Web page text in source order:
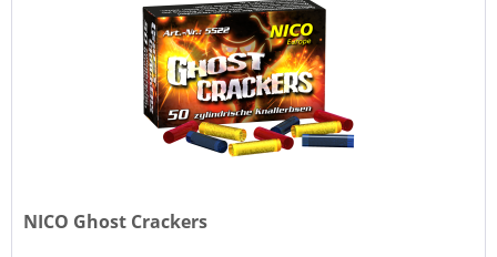
NICO Ghost Crackers